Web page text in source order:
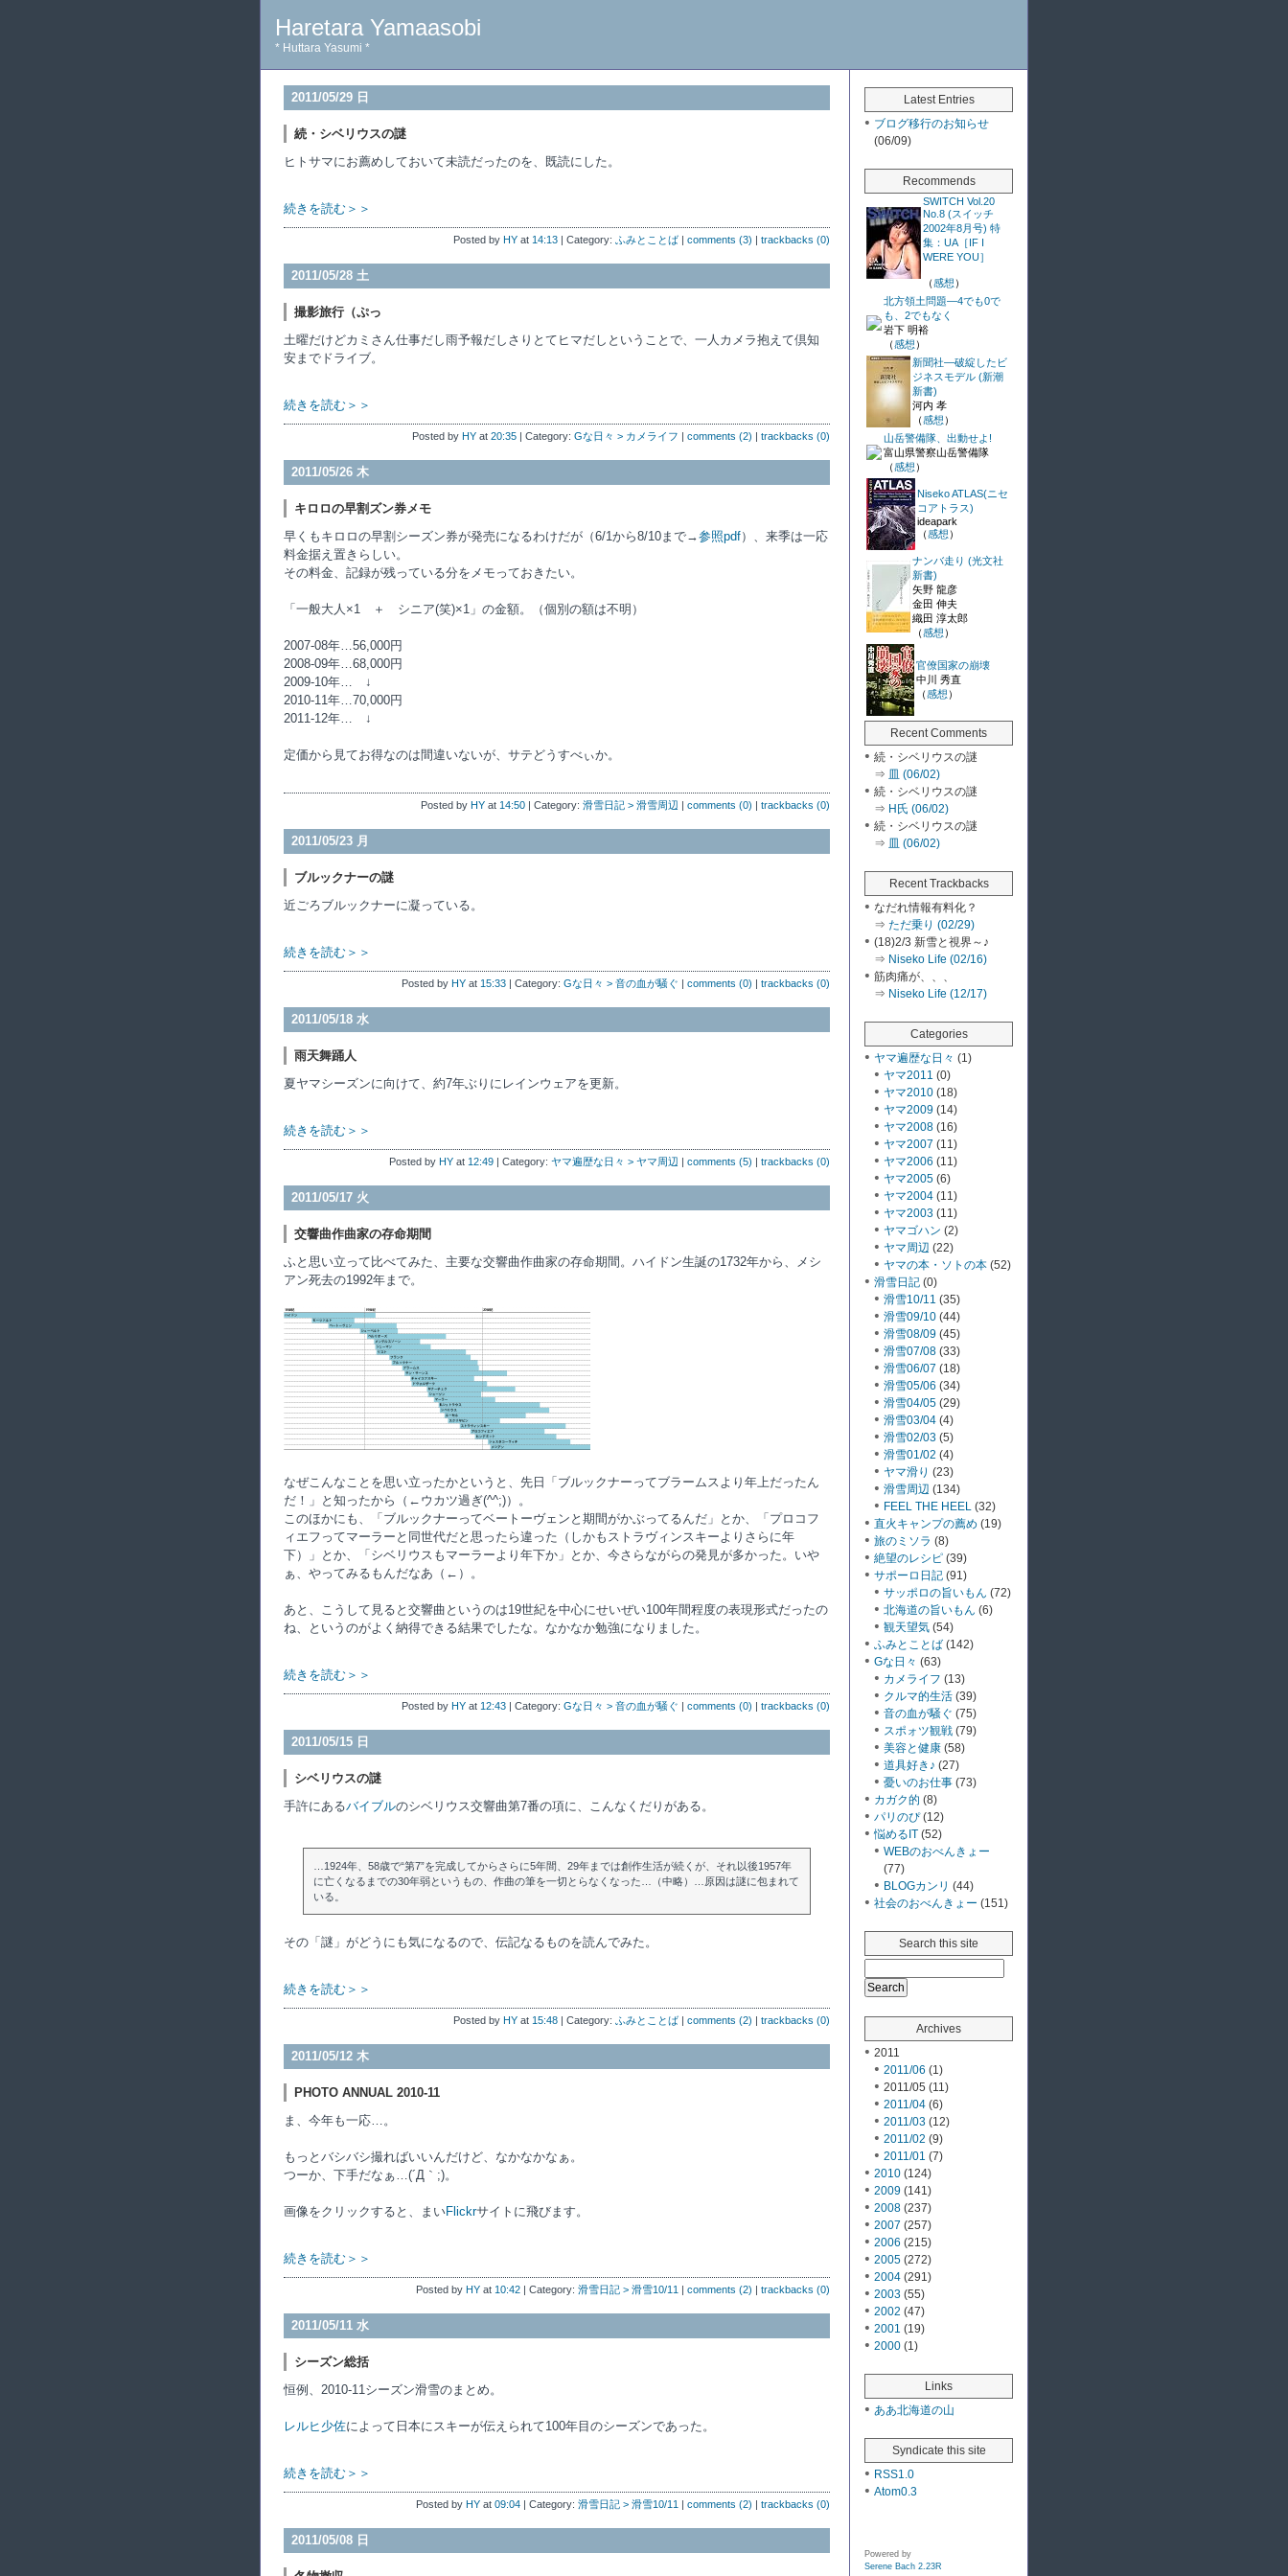
Haretara Yamaasobi
* Huttara Yasumi *
Latest Entries
ブログ移行のお知らせ
(06/09)
Recommends
SWITCH Vol.20
No.8 (スイッチ
2002年8月号) 特
集：UA［IF I
WERE YOU］
（感想）
北方領土問題―4でも0で
も、2でもなく
岩下 明裕
（感想）
新聞社―破綻したビ
ジネスモデル (新潮
新書)
河内 孝
（感想）
山岳警備隊、出動せよ!
富山県警察山岳警備隊
（感想）
Niseko ATLAS(ニセ
コアトラス)
ideapark
（感想）
ナンバ走り (光文社
新書)
矢野 龍彦
金田 伸夫
織田 淳太郎
（感想）
官僚国家の崩壊
中川 秀直
（感想）
Recent Comments
続・シベリウスの謎
⇒ 皿 (06/02)
続・シベリウスの謎
⇒ H氏 (06/02)
続・シベリウスの謎
⇒ 皿 (06/02)
Recent Trackbacks
なだれ情報有料化？
⇒ ただ乗り (02/29)
(18)2/3 新雪と視界～♪
⇒ Niseko Life (02/16)
筋肉痛が、、、
⇒ Niseko Life (12/17)
Categories
ヤマ遍歴な日々 (1)
ヤマ2011 (0)
ヤマ2010 (18)
ヤマ2009 (14)
ヤマ2008 (16)
ヤマ2007 (11)
ヤマ2006 (11)
ヤマ2005 (6)
ヤマ2004 (11)
ヤマ2003 (11)
ヤマゴハン (2)
ヤマ周辺 (22)
ヤマの本・ソトの本 (52)
滑雪日記 (0)
滑雪10/11 (35)
滑雪09/10 (44)
滑雪08/09 (45)
滑雪07/08 (33)
滑雪06/07 (18)
滑雪05/06 (34)
滑雪04/05 (29)
滑雪03/04 (4)
滑雪02/03 (5)
滑雪01/02 (4)
ヤマ滑り (23)
滑雪周辺 (134)
FEEL THE HEEL (32)
直火キャンプの薦め (19)
旅のミソラ (8)
絶望のレシピ (39)
サポーロ日記 (91)
サッポロの旨いもん (72)
北海道の旨いもん (6)
観天望気 (54)
ふみとことば (142)
Gな日々 (63)
カメライフ (13)
クルマ的生活 (39)
音の血が騒ぐ (75)
スポォツ観戦 (79)
美容と健康 (58)
道具好き♪ (27)
憂いのお仕事 (73)
カガク的 (8)
パリのぴ(12)
悩めるIT (52)
WEBのおべんきょー
(77)
BLOGカンリ (44)
社会のおべんきょー (151)
Search this site
Archives
2011
2011/06 (1)
2011/05 (11)
2011/04 (6)
2011/03 (12)
2011/02 (9)
2011/01 (7)
2010 (124)
2009 (141)
2008 (237)
2007 (257)
2006 (215)
2005 (272)
2004 (291)
2003 (55)
2002 (47)
2001 (19)
2000 (1)
Links
ああ北海道の山
Syndicate this site
RSS1.0
Atom0.3
Powered by
Serene Bach 2.23R
2011/05/29 日
続・シベリウスの謎
ヒトサマにお薦めしておいて未読だったのを、既読にした。
続きを読む＞＞
Posted by HY at 14:13 | Category: ふみとことば | comments (3) | trackbacks (0)
2011/05/28 土
撮影旅行（ぷっ
土曜だけどカミさん仕事だし雨予報だしさりとてヒマだしということで、一人カメラ抱えて倶知
安までドライブ。
続きを読む＞＞
Posted by HY at 20:35 | Category: Gな日々 > カメライフ | comments (2) | trackbacks (0)
2011/05/26 木
キロロの早割ズン券メモ
早くもキロロの早割シーズン券が発売になるわけだが（6/1から8/10まで→参照pdf）、来季は一応
料金据え置きらしい。
その料金、記録が残っている分をメモっておきたい。
「一般大人×1 ＋ シニア(笑)×1」の金額。（個別の額は不明）
2007-08年…56,000円
2008-09年…68,000円
2009-10年… ↓
2010-11年…70,000円
2011-12年… ↓
定価から見てお得なのは間違いないが、サテどうすべぃか。
Posted by HY at 14:50 | Category: 滑雪日記 > 滑雪周辺 | comments (0) | trackbacks (0)
2011/05/23 月
ブルックナーの謎
近ごろブルックナーに凝っている。
続きを読む＞＞
Posted by HY at 15:33 | Category: Gな日々 > 音の血が騒ぐ | comments (0) | trackbacks (0)
2011/05/18 水
雨天舞踊人
夏ヤマシーズンに向けて、約7年ぶりにレインウェアを更新。
続きを読む＞＞
Posted by HY at 12:49 | Category: ヤマ遍歴な日々 > ヤマ周辺 | comments (5) | trackbacks (0)
2011/05/17 火
交響曲作曲家の存命期間
ふと思い立って比べてみた、主要な交響曲作曲家の存命期間。ハイドン生誕の1732年から、メシ
アン死去の1992年まで。
なぜこんなことを思い立ったかというと、先日「ブルックナーってブラームスより年上だったん
だ！」と知ったから（←ウカツ過ぎ(^^;)）。
このほかにも、「ブルックナーってベートーヴェンと期間がかぶってるんだ」とか、「プロコフ
ィエフってマーラーと同世代だと思ったら違った（しかもストラヴィンスキーよりさらに年
下）」とか、「シベリウスもマーラーより年下か」とか、今さらながらの発見が多かった。いや
ぁ、やってみるもんだなあ（←）。
あと、こうして見ると交響曲というのは19世紀を中心にせいぜい100年間程度の表現形式だったの
ね、というのがよく納得できる結果でしたな。なかなか勉強になりました。
続きを読む＞＞
Posted by HY at 12:43 | Category: Gな日々 > 音の血が騒ぐ | comments (0) | trackbacks (0)
2011/05/15 日
シベリウスの謎
手許にあるバイブルのシベリウス交響曲第7番の項に、こんなくだりがある。
…1924年、58歳で“第7”を完成してからさらに5年間、29年までは創作生活が続くが、それ以後1957年
に亡くなるまでの30年弱というもの、作曲の筆を一切とらなくなった…（中略）…原因は謎に包まれて
いる。
その「謎」がどうにも気になるので、伝記なるものを読んでみた。
続きを読む＞＞
Posted by HY at 15:48 | Category: ふみとことば | comments (2) | trackbacks (0)
2011/05/12 木
PHOTO ANNUAL 2010-11
ま、今年も一応…。
もっとバシバシ撮ればいいんだけど、なかなかなぁ。
つーか、下手だなぁ…(´Д｀;)。
画像をクリックすると、まいFlickrサイトに飛びます。
続きを読む＞＞
Posted by HY at 10:42 | Category: 滑雪日記 > 滑雪10/11 | comments (2) | trackbacks (0)
2011/05/11 水
シーズン総括
恒例、2010-11シーズン滑雪のまとめ。
レルヒ少佐によって日本にスキーが伝えられて100年目のシーズンであった。
続きを読む＞＞
Posted by HY at 09:04 | Category: 滑雪日記 > 滑雪10/11 | comments (2) | trackbacks (0)
2011/05/08 日